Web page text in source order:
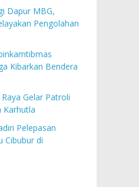
Dapur MBG,
Pengolahan
Kibarkan Bendera
Gelar Patroli
Karhutla
Pelepasan
Cibubur di